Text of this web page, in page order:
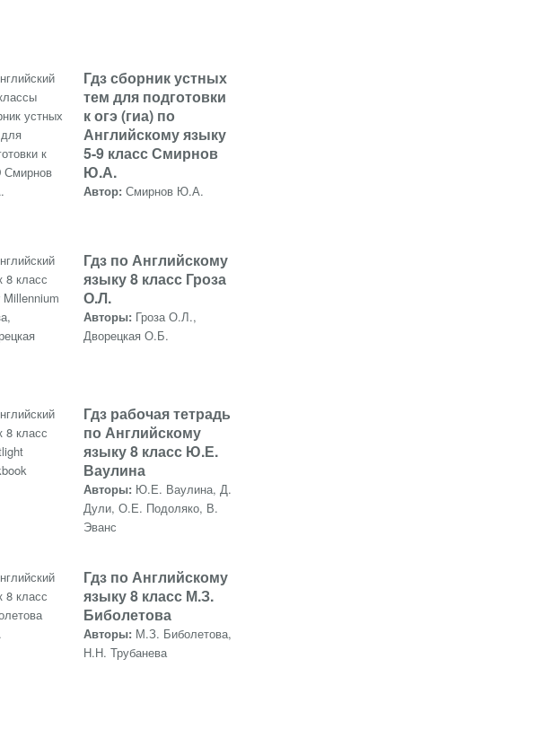
Гдз сборник устных
тем для подготовки
к огэ (гиа) по
Английскому языку
5-9 класс Смирнов
Ю.А.
Автор:Смирнов Ю.А.
Гдз по Английскому
языку 8 класс Гроза
О.Л.
Авторы: Гроза О.Л.,
Дворецкая О.Б.
Гдз рабочая тетрадь
по Английскому
языку 8 класс Ю.Е.
Ваулина
Авторы: Ю.Е. Ваулина, Д.
Дули, О.Е. Подоляко, В.
Эванс
Гдз по Английскому
языку 8 класс М.З.
Биболетова
Авторы: М.З. Биболетова,
Н.Н. Трубанева